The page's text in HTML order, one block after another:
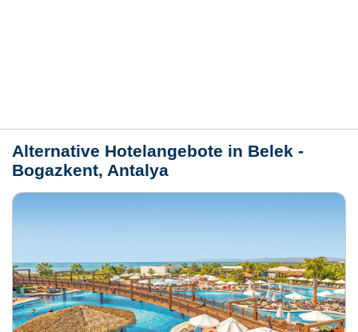
Alternative Hotelangebote in Belek -
Bogazkent, Antalya